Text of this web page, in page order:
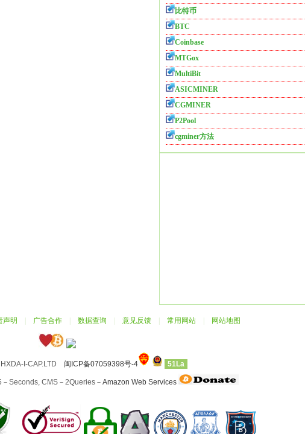
比特币
BTC
Coinbase
MTGox
MultiBit
ASICMINER
CGMINER
P2Pool
cgminer方法
声明 广告合作 数据查询 意见反馈 常用网站 网站地图
I-CAP.LTD 闽ICP备07059398号-4 51La
Seconds, CMS－2Queries－ Amazon Web Services